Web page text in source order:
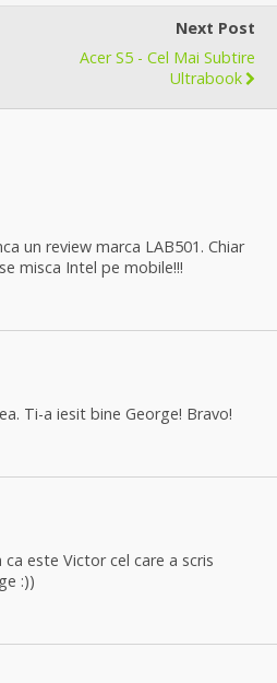
Next Post
Acer S5 - Cel Mai Subtire
Ultrabook
un review marca LAB501. Chiar
misca Intel pe mobile!!!
Ti-a iesit bine George! Bravo!
este Victor cel care a scris
:))